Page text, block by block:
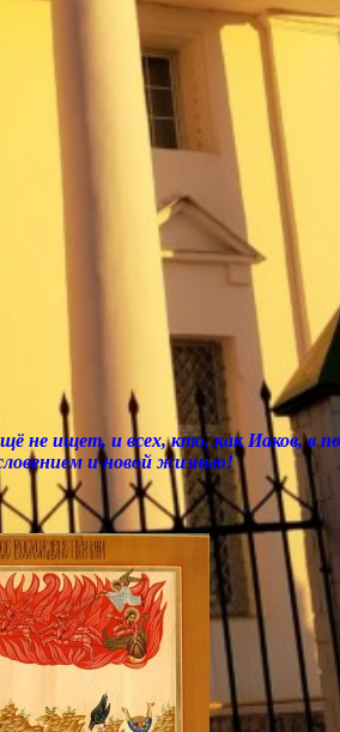
не ищет, и всех, кто, как Иаков, в
и новой жизнью!